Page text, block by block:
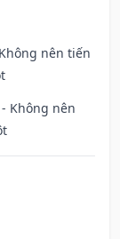
nên tiến
Không nên